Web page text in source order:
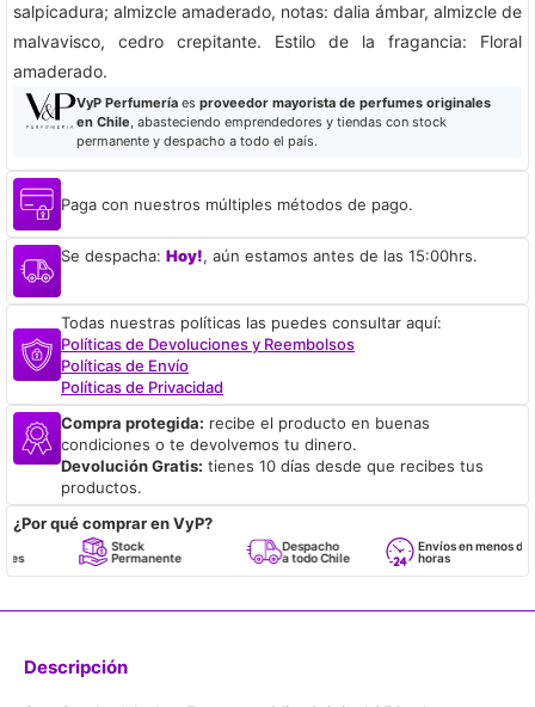
salpicadura; almizcle amaderado, notas: dalia ámbar, almizcle de
malvavisco, cedro crepitante. Estilo de la fragancia: Floral
amaderado.
VyP Perfumeríaes proveedor mayorista de perfumes originales
en Chile, abasteciendo emprendedores y tiendas con stock
permanente y despacho a todo el país.
Paga con nuestros múltiples métodos de pago.
Se despacha: Hoy!, aún estamos antes de las 15:00hrs.
Todas nuestras políticas las puedes consultar aquí:
Políticas de Devoluciones y Reembolsos
Políticas de Envío
Políticas de Privacidad
Compra protegida: recibe el producto en buenas
condiciones o te devolvemos tu dinero.
Devolución Gratis: tienes 10 días desde que recibes tus
productos.
¿Por qué comprar en VyP?
Stock
Permanente
Despacho
a todo Chile
Envíos en menos de 24
horas
Descripción